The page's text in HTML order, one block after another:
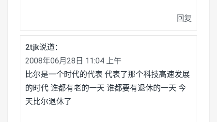
回复
2tjk说道：
2008年06月28日 11:04 上午
比尔是一个时代的代表 代表了那个科技高速发展
的时代 谁都有老的一天 谁都要有退休的一天 今
天比尔退休了